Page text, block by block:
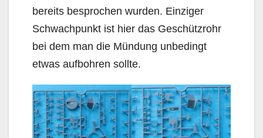
bereits besprochen wurden. Einziger
Schwachpunkt ist hier das Geschützrohr
bei dem man die Mündung unbedingt
etwas aufbohren sollte.